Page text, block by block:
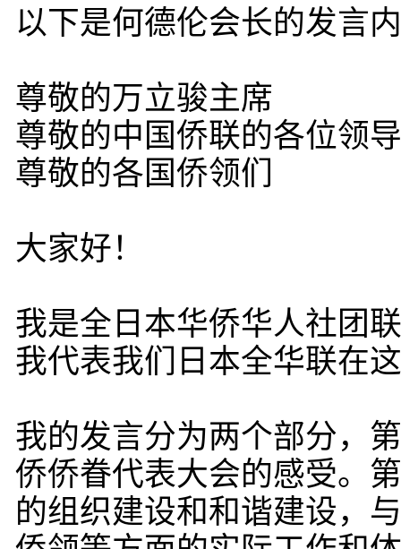
以下是何德伦会长的发言
尊敬的万立骏主席
尊敬的中国侨联的各位领导
尊敬的各国侨领们
大家好！
我是全日本华侨华人社团
我代表我们日本全华联在
我的发言分为两个部分，
侨侨眷代表大会的感受。
的组织建设和和谐建设，